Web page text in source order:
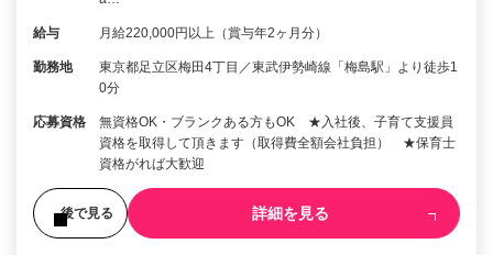
給与 月給220,000円以上（賞与年2ヶ月分）
勤務地
東京都足立区梅田4丁目／東武伊勢崎線「梅島駅」より徒歩1
0分
応募資格
無資格OK・ブランクある方もOK ★入社後、子育て支援員
資格を取得して頂きます（取得費全額会社負担） ★保育士
資格がれば大歓迎
後で見る 詳細を見る